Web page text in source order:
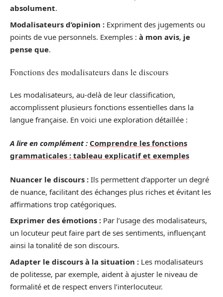
absolument.
Modalisateurs d’opinion : Expriment des jugements ou
points de vue personnels. Exemples : à mon avis, je
pense que.
Fonctions des modalisateurs dans le discours
Les modalisateurs, au-delà de leur classification,
accomplissent plusieurs fonctions essentielles dans la
langue française. En voici une exploration détaillée :
A lire en complément : Comprendre les fonctions
grammaticales : tableau explicatif et exemples
Nuancer le discours : Ils permettent d’apporter un degré
de nuance, facilitant des échanges plus riches et évitant les
affirmations trop catégoriques.
Exprimer des émotions : Par l’usage des modalisateurs,
un locuteur peut faire part de ses sentiments, influençant
ainsi la tonalité de son discours.
Adapter le discours à la situation : Les modalisateurs
de politesse, par exemple, aident à ajuster le niveau de
formalité et de respect envers l’interlocuteur.